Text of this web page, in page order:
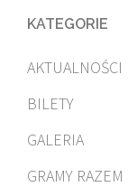
KATEGORIE
AKTUALNOŚCI
BILETY
GALERIA
GRAMY RAZEM